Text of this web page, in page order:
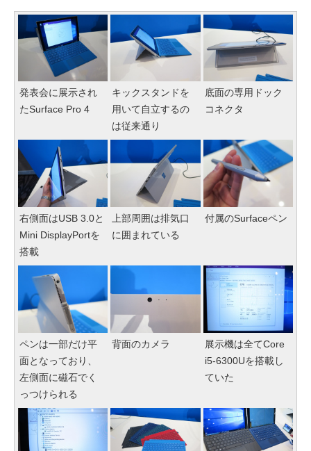
発表会に展示され
たSurface Pro 4
キックスタンドを
用いて自立するの
は従来通り
底面の専用ドック
コネクタ
右側面はUSB 3.0と
Mini DisplayPortを
搭載
上部周囲は排気口
に囲まれている
付属のSurfaceペン
ペンは一部だけ平
面となっており、
左側面に磁石でく
っつけられる
背面のカメラ
展示機は全てCore
i5-6300Uを搭載し
ていた